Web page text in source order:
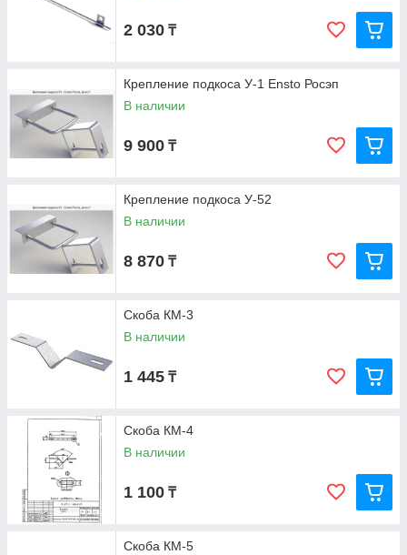
2 030 ₸
Крепление подкоса У-1 Ensto Росэп
В наличии
9 900 ₸
Крепление подкоса У-52
В наличии
8 870 ₸
Скоба КМ-3
В наличии
1 445 ₸
Скоба КМ-4
В наличии
1 100 ₸
Скоба КМ-5